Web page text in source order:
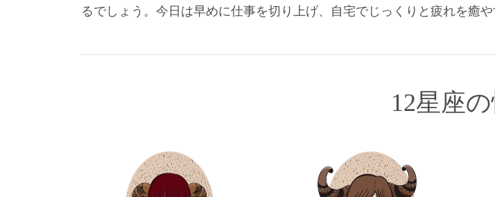
るでしょう。今日は早めに仕事を切り上げ、自宅でじっくりと疲れを癒や
12星座